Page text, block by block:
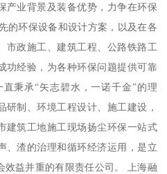
产业背景及装备优势，力争在环保
的环保设备和设计方案，以及在各
市政施工、建筑工程、公路铁路工
功经验，为各种环保问题提供可靠
秉承“矢志碧水，一诺千金”的理
制、环境工程设计、施工建设，
建筑工地施工现场扬尘环保一站式
、渣的治理和循环经济运用，是立
效益并重的有限责任公司。 上海融